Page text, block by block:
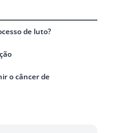
de luto?
o câncer de